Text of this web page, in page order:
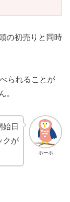
の初売りと同時
られることが
。
ホーホ
日
クが